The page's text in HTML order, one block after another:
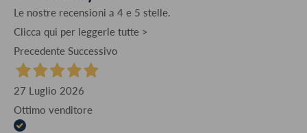
Le nostre recensioni a 4 e 5 stelle.
Clicca qui per leggerle tutte >
Precedente Successivo
27 Luglio 2026
Ottimo venditore